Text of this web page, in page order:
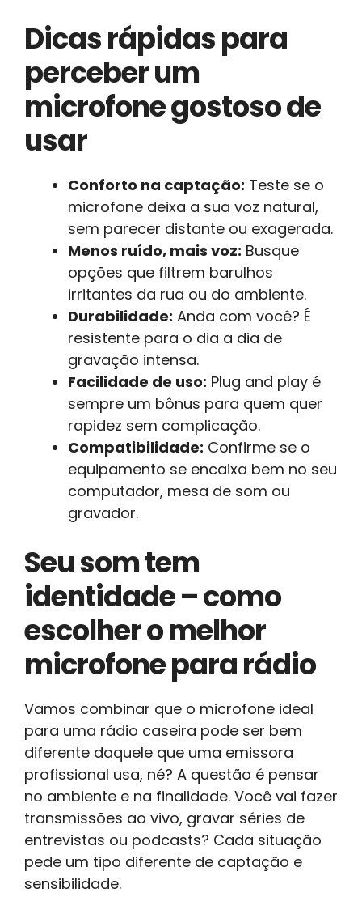
Dicas rápidas para
perceber um
microfone gostoso de
usar
Conforto na captação: Teste se o
microfone deixa a sua voz natural,
sem parecer distante ou exagerada.
Menos ruído, mais voz: Busque
opções que filtrem barulhos
irritantes da rua ou do ambiente.
Durabilidade: Anda com você? É
resistente para o dia a dia de
gravação intensa.
Facilidade de uso: Plug and play é
sempre um bônus para quem quer
rapidez sem complicação.
Compatibilidade: Confirme se o
equipamento se encaixa bem no seu
computador, mesa de som ou
gravador.
Seu som tem
identidade – como
escolher o melhor
microfone para rádio
Vamos combinar que o microfone ideal
para uma rádio caseira pode ser bem
diferente daquele que uma emissora
profissional usa, né? A questão é pensar
no ambiente e na finalidade. Você vai fazer
transmissões ao vivo, gravar séries de
entrevistas ou podcasts? Cada situação
pede um tipo diferente de captação e
sensibilidade.